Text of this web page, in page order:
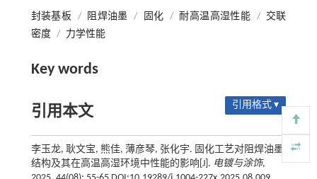
封装基板 / 阻焊油墨 / 固化 / 耐高温高湿性能 /
交联
密度 / 力学性能
Key words
引用本文 引用格式 ▾
李玉龙, 耿文宝, 熊佳, 薄彦琴, 张化宇. 固化工艺对阻焊油墨
结构及其在高温高湿环境中性能的影响[J]. 电镀与涂饰,